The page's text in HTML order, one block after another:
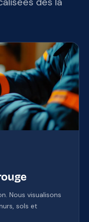
Nous visualisons
sols et